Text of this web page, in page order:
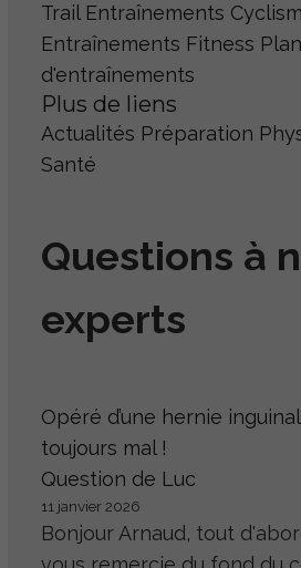
Trail Entraînements
Entraînements Fitness
d'entraînements
Plus de liens
Actualités Préparation
Santé
Questions à
experts
Opéré d’une hernie
toujours mal !
Question de Luc
11 janvier 2026
Bonjour Arnaud, tout